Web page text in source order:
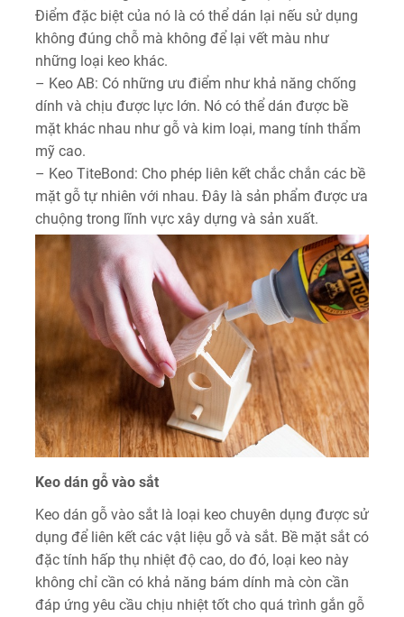
Điểm đặc biệt của nó là có thể dán lại nếu sử dụng
không đúng chỗ mà không để lại vết màu như
những loại keo khác.
– Keo AB: Có những ưu điểm như khả năng chống
dính và chịu được lực lớn. Nó có thể dán được bề
mặt khác nhau như gỗ và kim loại, mang tính thẩm
mỹ cao.
– Keo TiteBond: Cho phép liên kết chắc chắn các bề
mặt gỗ tự nhiên với nhau. Đây là sản phẩm được ưa
chuộng trong lĩnh vực xây dựng và sản xuất.
Keo dán gỗ vào sắt
Keo dán gỗ vào sắt là loại keo chuyên dụng được sử
dụng để liên kết các vật liệu gỗ và sắt. Bề mặt sắt có
đặc tính hấp thụ nhiệt độ cao, do đó, loại keo này
không chỉ cần có khả năng bám dính mà còn cần
đáp ứng yêu cầu chịu nhiệt tốt cho quá trình gắn gỗ